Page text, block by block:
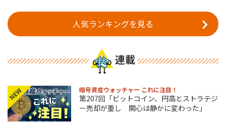
人気ランキングを見る
連載
NEW 暗号資産ウォッチャー これに注目！
第207回「ビットコイン、円高とストラテジ
ー売却が重し 関心は静かに変わった」